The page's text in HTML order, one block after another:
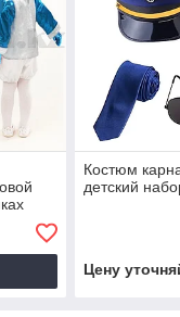
Костюм
детский
Цену